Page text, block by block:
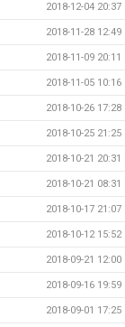
2018-12-04 20:37
2018-11-28 12:49
2018-11-09 20:11
2018-11-05 10:16
2018-10-26 17:28
2018-10-25 21:25
2018-10-21 20:31
2018-10-21 08:31
2018-10-17 21:07
2018-10-12 15:52
2018-09-21 12:00
2018-09-16 19:59
2018-09-01 17:25